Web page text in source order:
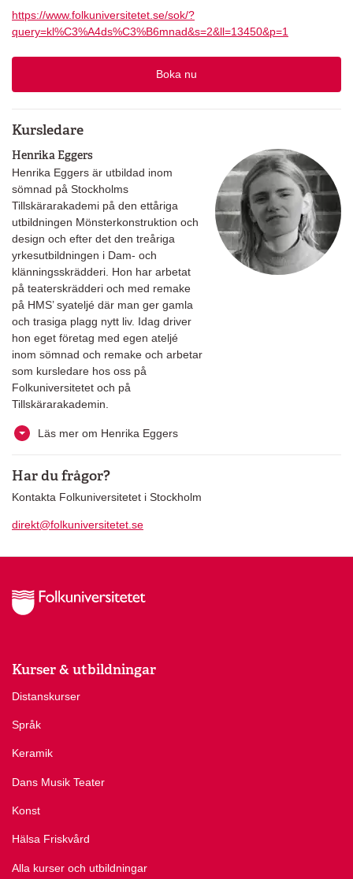
https://www.folkuniversitetet.se/sok/?
query=kl%C3%A4ds%C3%B6mnad&s=2&ll=13450&p=1
Boka nu
Kursledare
Henrika Eggers
Henrika Eggers är utbildad inom
sömnad på Stockholms
Tillskärarakademi på den ettåriga
utbildningen Mönsterkonstruktion och
design och efter det den treåriga
yrkesutbildningen i Dam- och
klänningsskrädderi. Hon har arbetat
på teaterskrädderi och med remake
på HMS’ syateljé där man ger gamla
och trasiga plagg nytt liv. Idag driver
hon eget företag med egen ateljé
inom sömnad och remake och arbetar
som kursledare hos oss på
Folkuniversitetet och på
Tillskärarakademin.
Läs mer om Henrika Eggers
Har du frågor?
Kontakta Folkuniversitetet i Stockholm
direkt@folkuniversitetet.se
Kurser & utbildningar
Distanskurser
Språk
Keramik
Dans Musik Teater
Konst
Hälsa Friskvård
Alla kurser och utbildningar